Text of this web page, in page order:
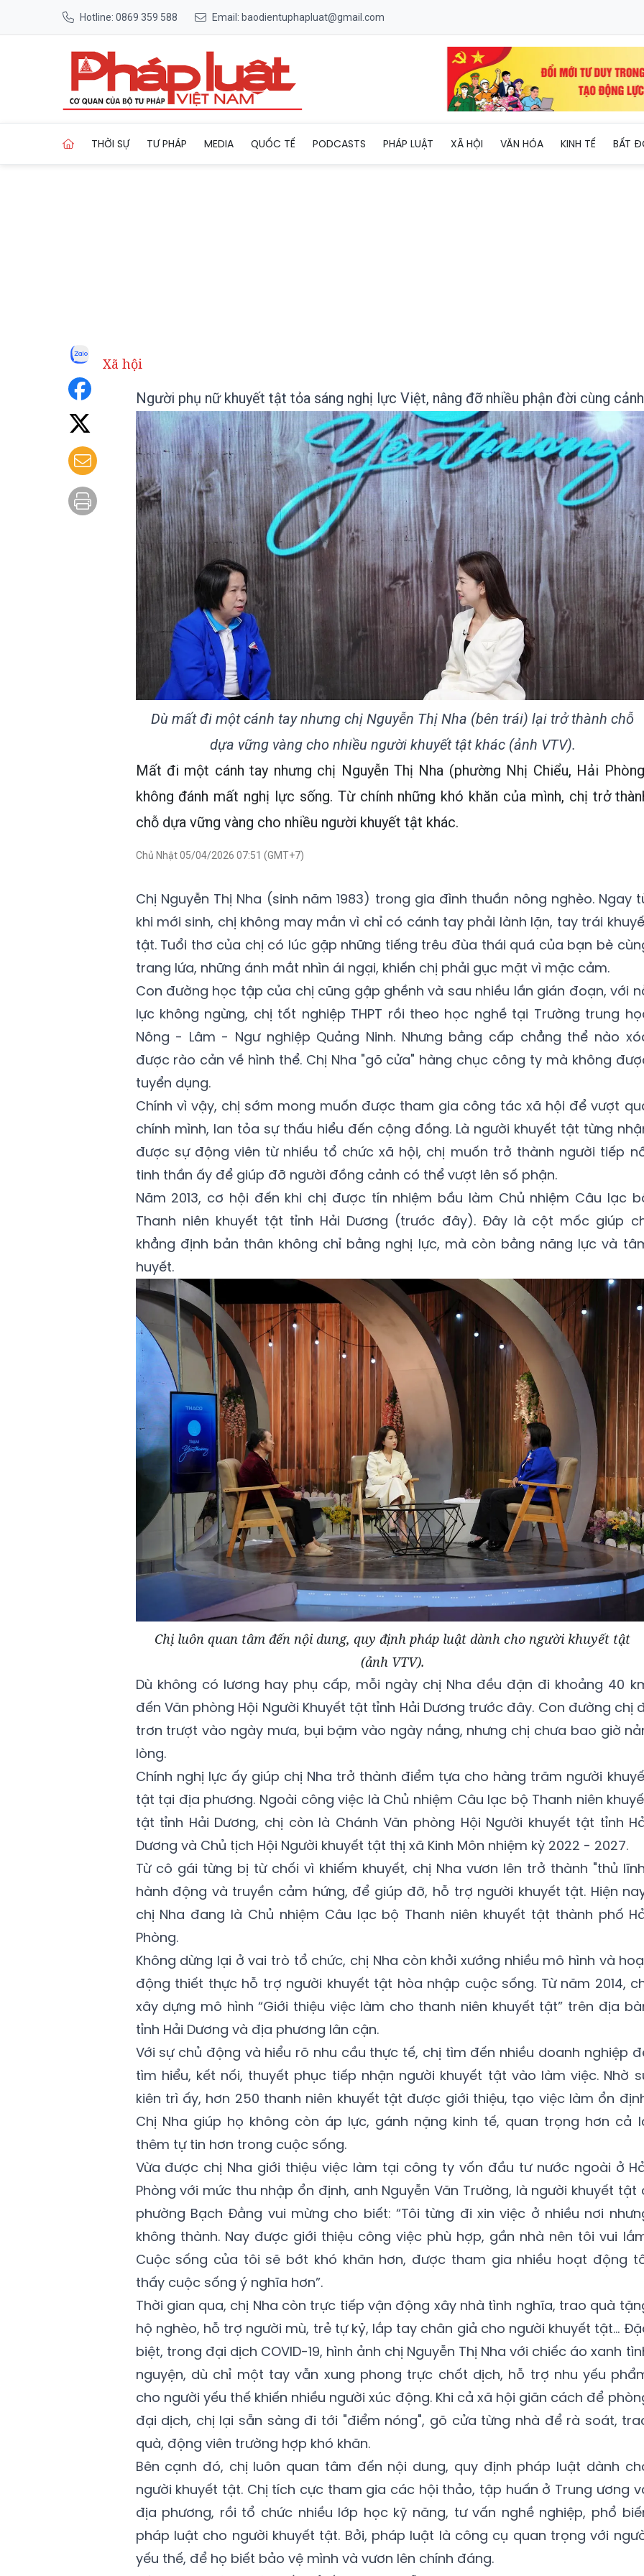
Hotline: 0869 359 588 Email: baodientuphapluat@gmail.com
THỜI SỰ TƯ PHÁP MEDIA QUỐC TẾ PODCASTS PHÁP LUẬT XÃ HỘI VĂN HÓA KINH TẾ BẤT
Xã hội
Người phụ nữ khuyết tật tỏa sáng nghị lực Việt, nâng đỡ nhiều phận đời cùng cảnh
Dù mất đi một cánh tay nhưng chị Nguyễn Thị Nha (bên trái) lại trở thành chỗ
dựa vững vàng cho nhiều người khuyết tật khác (ảnh VTV).
Mất đi một cánh tay nhưng chị Nguyễn Thị Nha (phường Nhị Chiểu, Hải
không đánh mất nghị lực sống. Từ chính những khó khăn của mình, chị trở
chỗ dựa vững vàng cho nhiều người khuyết tật khác.
Chủ Nhật 05/04/2026 07:51 (GMT+7)
Chị Nguyễn Thị Nha (sinh năm 1983) trong gia đình thuần nông nghèo. Ngay
khi mới sinh, chị không may mắn vì chỉ có cánh tay phải lành lặn, tay trái
tật. Tuổi thơ của chị có lúc gặp những tiếng trêu đùa thái quá của bạn bè
trang lứa, những ánh mắt nhìn ái ngại, khiến chị phải gục mặt vì mặc cảm.
Con đường học tập của chị cũng gập ghềnh và sau nhiều lần gián đoạn, với
lực không ngừng, chị tốt nghiệp THPT rồi theo học nghề tại Trường trung
Nông - Lâm - Ngư nghiệp Quảng Ninh. Nhưng bằng cấp chẳng thể nào
được rào cản về hình thể. Chị Nha "gõ cửa" hàng chục công ty mà không
tuyển dụng.
Chính vì vậy, chị sớm mong muốn được tham gia công tác xã hội để vượt
chính mình, lan tỏa sự thấu hiểu đến cộng đồng. Là người khuyết tật từng
được sự động viên từ nhiều tổ chức xã hội, chị muốn trở thành người tiếp
tinh thần ấy để giúp đỡ người đồng cảnh có thể vượt lên số phận.
Năm 2013, cơ hội đến khi chị được tín nhiệm bầu làm Chủ nhiệm Câu lạc
Thanh niên khuyết tật tỉnh Hải Dương (trước đây). Đây là cột mốc giúp
khẳng định bản thân không chỉ bằng nghị lực, mà còn bằng năng lực và
huyết.
Chị luôn quan tâm đến nội dung, quy định pháp luật dành cho người khuyết tật
(ảnh VTV).
Dù không có lương hay phụ cấp, mỗi ngày chị Nha đều đặn đi khoảng 40
đến Văn phòng Hội Người Khuyết tật tỉnh Hải Dương trước đây. Con đường chị
trơn trượt vào ngày mưa, bụi bặm vào ngày nắng, nhưng chị chưa bao giờ
lòng.
Chính nghị lực ấy giúp chị Nha trở thành điểm tựa cho hàng trăm người
tật tại địa phương. Ngoài công việc là Chủ nhiệm Câu lạc bộ Thanh niên
tật tỉnh Hải Dương, chị còn là Chánh Văn phòng Hội Người khuyết tật tỉnh
Dương và Chủ tịch Hội Người khuyết tật thị xã Kinh Môn nhiệm kỳ 2022 - 2027.
Từ cô gái từng bị từ chối vì khiếm khuyết, chị Nha vươn lên trở thành "thủ
hành động và truyền cảm hứng, để giúp đỡ, hỗ trợ người khuyết tật. Hiện
chị Nha đang là Chủ nhiệm Câu lạc bộ Thanh niên khuyết tật thành phố
Phòng.
Không dừng lại ở vai trò tổ chức, chị Nha còn khởi xướng nhiều mô hình và
động thiết thực hỗ trợ người khuyết tật hòa nhập cuộc sống. Từ năm 2014,
xây dựng mô hình “Giới thiệu việc làm cho thanh niên khuyết tật” trên địa
tỉnh Hải Dương và địa phương lân cận.
Với sự chủ động và hiểu rõ nhu cầu thực tế, chị tìm đến nhiều doanh nghiệp
tìm hiểu, kết nối, thuyết phục tiếp nhận người khuyết tật vào làm việc. Nhờ
kiên trì ấy, hơn 250 thanh niên khuyết tật được giới thiệu, tạo việc làm ổn
Chị Nha giúp họ không còn áp lực, gánh nặng kinh tế, quan trọng hơn cả
thêm tự tin hơn trong cuộc sống.
Vừa được chị Nha giới thiệu việc làm tại công ty vốn đầu tư nước ngoài ở
Phòng với mức thu nhập ổn định, anh Nguyễn Văn Trường, là người khuyết tật
phường Bạch Đằng vui mừng cho biết: “Tôi từng đi xin việc ở nhiều nơi
không thành. Nay được giới thiệu công việc phù hợp, gần nhà nên tôi vui
Cuộc sống của tôi sẽ bớt khó khăn hơn, được tham gia nhiều hoạt động
thấy cuộc sống ý nghĩa hơn”.
Thời gian qua, chị Nha còn trực tiếp vận động xây nhà tình nghĩa, trao quà
hộ nghèo, hỗ trợ người mù, trẻ tự kỷ, lắp tay chân giả cho người khuyết tật…
biệt, trong đại dịch COVID-19, hình ảnh chị Nguyễn Thị Nha với chiếc áo xanh
nguyện, dù chỉ một tay vẫn xung phong trực chốt dịch, hỗ trợ nhu yếu
cho người yếu thế khiến nhiều người xúc động. Khi cả xã hội giãn cách để
đại dịch, chị lại sẵn sàng đi tới "điểm nóng", gõ cửa từng nhà để rà soát,
quà, động viên trường hợp khó khăn.
Bên cạnh đó, chị luôn quan tâm đến nội dung, quy định pháp luật dành
người khuyết tật. Chị tích cực tham gia các hội thảo, tập huấn ở Trung ương
địa phương, rồi tổ chức nhiều lớp học kỹ năng, tư vấn nghề nghiệp, phổ
pháp luật cho người khuyết tật. Bởi, pháp luật là công cụ quan trọng với
yếu thế, để họ biết bảo vệ mình và vươn lên chính đáng.